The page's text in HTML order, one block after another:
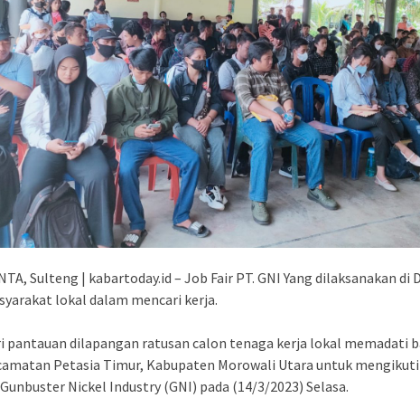
Sulteng | kabartoday.id – Job Fair PT. GNI Yang dilaksanakan di
lokal dalam mencari kerja.
pantauan dilapangan ratusan calon tenaga kerja lokal memadati
Petasia Timur, Kabupaten Morowali Utara untuk
Nickel Industry (GNI) pada (14/3/2023) Selasa.